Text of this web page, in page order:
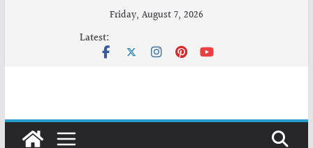
Friday, August 7, 2026
Latest: